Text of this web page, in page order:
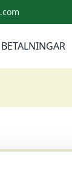
BETALNINGAR